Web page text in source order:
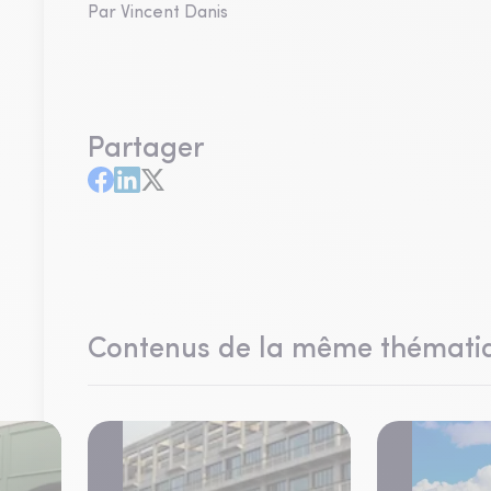
Par Vincent Danis
Partager
Contenus de la même